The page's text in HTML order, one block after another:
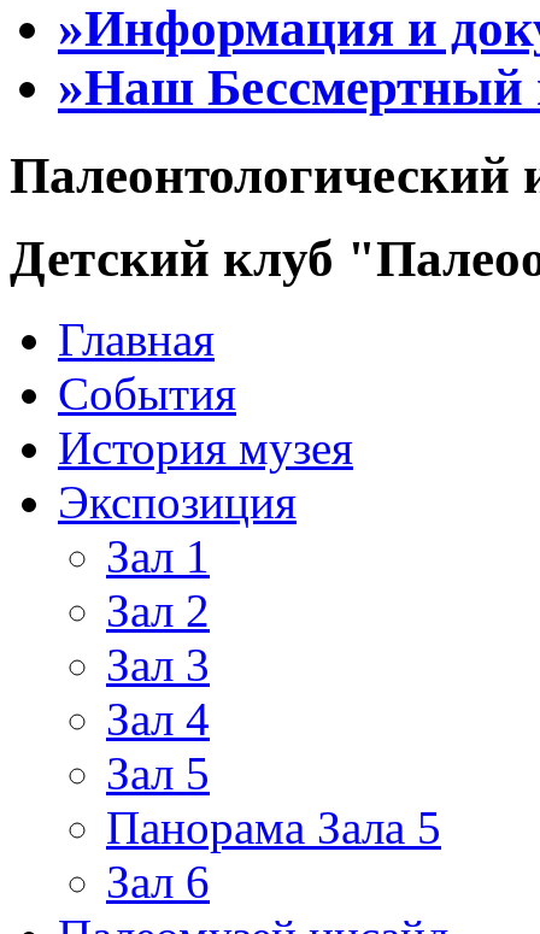
»Информация и
»Наш Бессмертный
Палеонтологический
Детский клуб
Главная
События
История музея
Экспозиция
Зал 1
Зал 2
Зал 3
Зал 4
Зал 5
Панорама Зала 5
Зал 6